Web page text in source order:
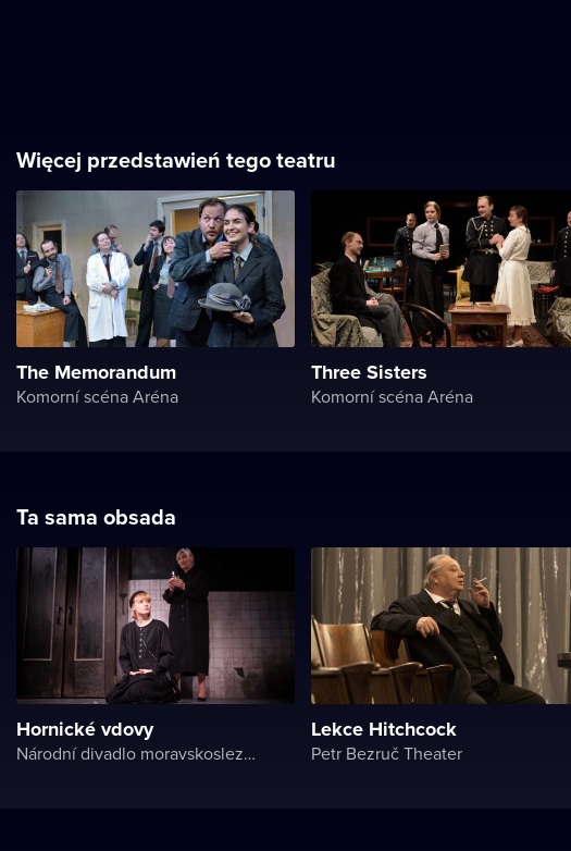
Więcej przedstawień tego teatru
The Memorandum
Komorní scéna Aréna
Three Sisters
Komorní scéna Aréna
Ta sama obsada
Hornické vdovy
Národní divadlo moravskoslezské
Lekce Hitchcock
Petr Bezruč Theater